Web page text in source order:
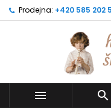
Prodejna: +420 585 202
 